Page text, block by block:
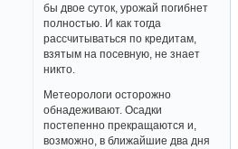
бы двое суток, урожай погибнет
полностью. И как тогда
рассчитываться по кредитам,
взятым на посевную, не знает
никто.
Метеорологи осторожно
обнадеживают. Осадки
постепенно прекращаются и,
возможно, в ближайшие два дня